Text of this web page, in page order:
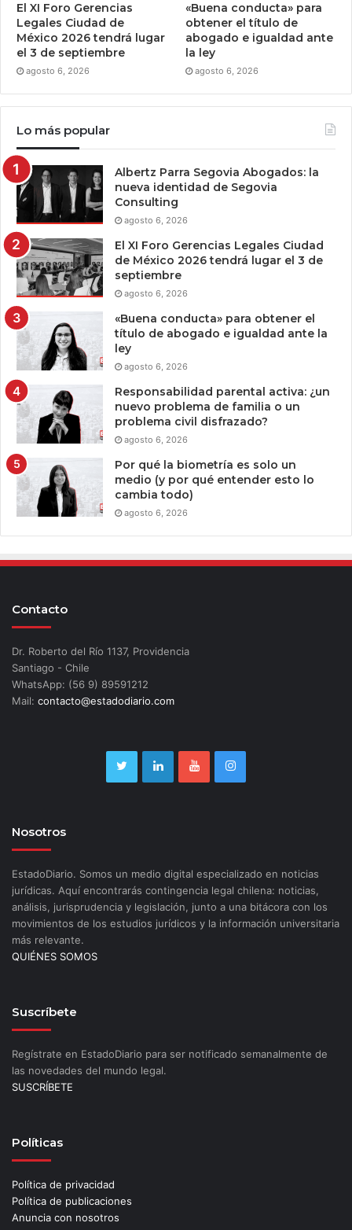
El XI Foro Gerencias
Legales Ciudad de
México 2026 tendrá lugar
el 3 de septiembre
agosto 6, 2026
«Buena conducta» para
obtener el título de
abogado e igualdad ante
la ley
agosto 6, 2026
Lo más popular
Albertz Parra Segovia Abogados: la
nueva identidad de Segovia
Consulting
agosto 6, 2026
El XI Foro Gerencias Legales Ciudad
de México 2026 tendrá lugar el 3 de
septiembre
agosto 6, 2026
«Buena conducta» para obtener el
título de abogado e igualdad ante la
ley
agosto 6, 2026
Responsabilidad parental activa: ¿un
nuevo problema de familia o un
problema civil disfrazado?
agosto 6, 2026
Por qué la biometría es solo un
medio (y por qué entender esto lo
cambia todo)
agosto 6, 2026
Contacto
Dr. Roberto del Río 1137, Providencia
Santiago - Chile
WhatsApp: (56 9) 89591212
Mail: contacto@estadodiario.com
Nosotros
EstadoDiario. Somos un medio digital especializado en noticias
jurídicas. Aquí encontrarás contingencia legal chilena: noticias,
análisis, jurisprudencia y legislación, junto a una bitácora con los
movimientos de los estudios jurídicos y la información universitaria
más relevante.
QUIÉNES SOMOS
Suscríbete
Regístrate en EstadoDiario para ser notificado semanalmente de
las novedades del mundo legal.
SUSCRÍBETE
Políticas
Política de privacidad
Política de publicaciones
Anuncia con nosotros